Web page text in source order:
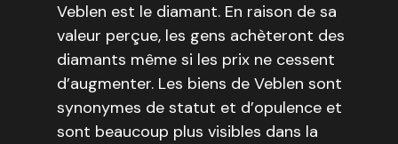
Veblen est le diamant. En raison de sa
valeur perçue, les gens achèteront des
diamants même si les prix ne cessent
d’augmenter. Les biens de Veblen sont
synonymes de statut et d’opulence et
sont beaucoup plus visibles dans la